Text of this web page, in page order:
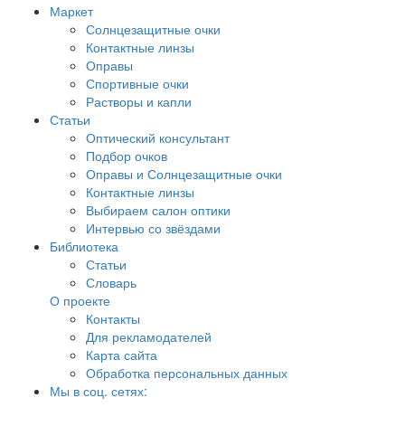
Маркет
Солнцезащитные очки
Контактные линзы
Оправы
Спортивные очки
Растворы и капли
Статьи
Оптический консультант
Подбор очков
Оправы и Солнцезащитные очки
Контактные линзы
Выбираем салон оптики
Интервью со звёздами
Библиотека
Статьи
Словарь
О проекте
Контакты
Для рекламодателей
Карта сайта
Обработка персональных данных
Мы в соц. сетях: